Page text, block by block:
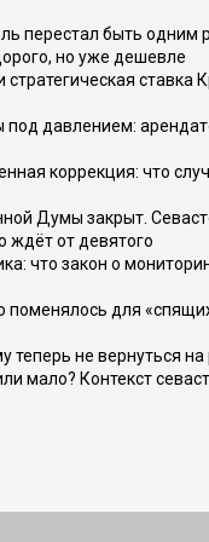
перестал быть одним
но уже дешевле
ставка
под давлением:
коррекция: что
Думы закрыт.
ждёт от девятого
что закон о
для
теперь не вернуться
мало? Контекст